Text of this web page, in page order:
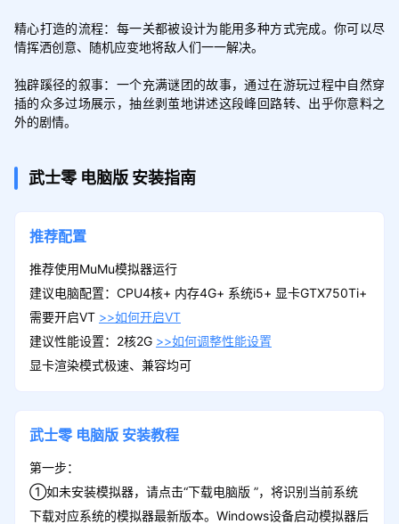
精心打造的流程：每一关都被设计为能用多种方式完成。你可以尽
情挥洒创意、随机应变地将敌人们一一解决。
独辟蹊径的叙事：一个充满谜团的故事，通过在游玩过程中自然穿
插的众多过场展示，抽丝剥茧地讲述这段峰回路转、出乎你意料之
外的剧情。
武士零 电脑版 安装指南
推荐配置
推荐使用MuMu模拟器运行
建议电脑配置：CPU4核+ 内存4G+ 系统i5+ 显卡GTX750Ti+
需要开启VT >>如何开启VT
建议性能设置：2核2G >>如何调整性能设置
显卡渲染模式极速、兼容均可
武士零 电脑版 安装教程
第一步：
①如未安装模拟器，请点击“下载电脑版 ”，将识别当前系统
下载对应系统的模拟器最新版本。Windows设备启动模拟器后